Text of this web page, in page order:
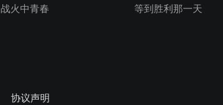
战火中青春 等到胜利那一天
协议声明